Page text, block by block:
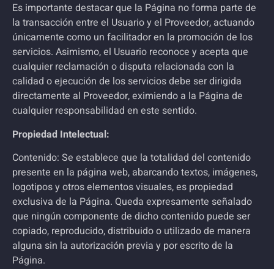
Es importante destacar que la Página no forma parte de
la transacción entre el Usuario y el Proveedor, actuando
únicamente como un facilitador en la promoción de los
servicios. Asimismo, el Usuario reconoce y acepta que
cualquier reclamación o disputa relacionada con la
calidad o ejecución de los servicios debe ser dirigida
directamente al Proveedor, eximiendo a la Página de
cualquier responsabilidad en este sentido.
Propiedad Intelectual:
Contenido: Se establece que la totalidad del contenido
presente en la página web, abarcando textos, imágenes,
logotipos y otros elementos visuales, es propiedad
exclusiva de la Página. Queda expresamente señalado
que ningún componente de dicho contenido puede ser
copiado, reproducido, distribuido o utilizado de manera
alguna sin la autorización previa y por escrito de la
Página.